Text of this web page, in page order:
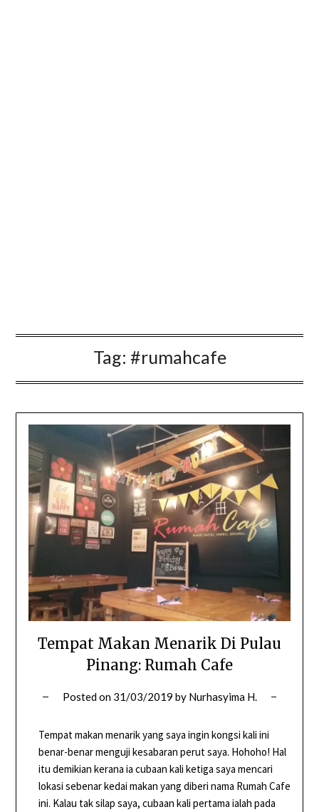
Tag: #rumahcafe
Tempat Makan Menarik Di Pulau
Pinang: Rumah Cafe
Posted on 31/03/2019 by Nurhasyima H.
Tempat makan menarik yang saya ingin kongsi kali ini
benar-benar menguji kesabaran perut saya. Hohoho! Hal
itu demikian kerana ia cubaan kali ketiga saya mencari
lokasi sebenar kedai makan yang diberi nama Rumah Cafe
ini. Kalau tak silap saya, cubaan kali pertama ialah pada